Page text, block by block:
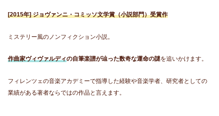
[2015年] ジョヴァンニ・コミッソ文学賞（小説部門）受賞作
ミステリー風のノンフィクション小説。
作曲家ヴィヴァルディの自筆楽譜が辿った数奇な運命の謎を追いかけます。
フィレンツェの音楽アカデミーで指導した経験や音楽学者、研究者としての
業績がある著者ならではの作品と言えます。